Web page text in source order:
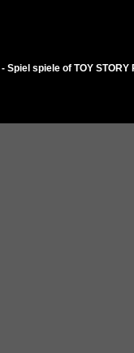
- Spiel spiele of TOY